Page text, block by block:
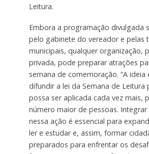
Leitura.
Embora a programação divulgada
pelo gabinete do vereador e pelas
municipais, qualquer organização,
privada, pode preparar atrações
semana de comemoração. “A ideia
difundir a lei da Semana de Leitura
possa ser aplicada cada vez mais,
número maior de pessoas.
nessa ação é essencial para
ler e estudar e, assim, formar
preparados para enfrentar os